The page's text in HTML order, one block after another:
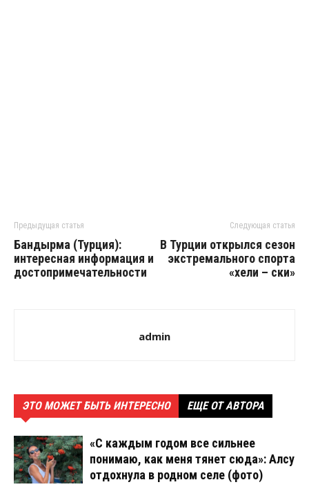
Предыдущая статья
Бандырма (Турция):
интересная информация и
достопримечательности
Следующая статья
В Турции открылся сезон
экстремального спорта
«хели – ски»
admin
ЭТО МОЖЕТ БЫТЬ ИНТЕРЕСНО ЕЩЕ ОТ АВТОРА
«С каждым годом все сильнее
понимаю, как меня тянет сюда»: Алсу
отдохнула в родном селе (фото)